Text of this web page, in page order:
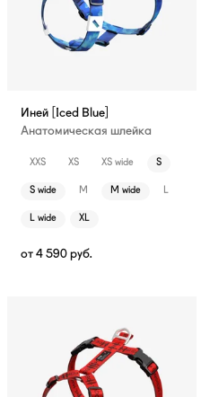
Иней [Iced Blue]
Анатомическая шлейка
XXS XS XS wide S
S wide M M wide L
L wide XL
от 4 590 руб.